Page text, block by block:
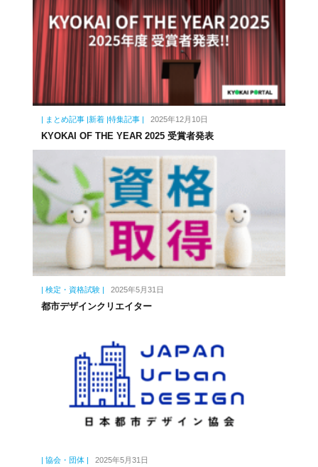
| まとめ記事 |新着 |特集記事 | 2025年12月10日
KYOKAI OF THE YEAR 2025 受賞者発表
| 検定・資格試験 | 2025年5月31日
都市デザインクリエイター
| 協会・団体 | 2025年5月31日